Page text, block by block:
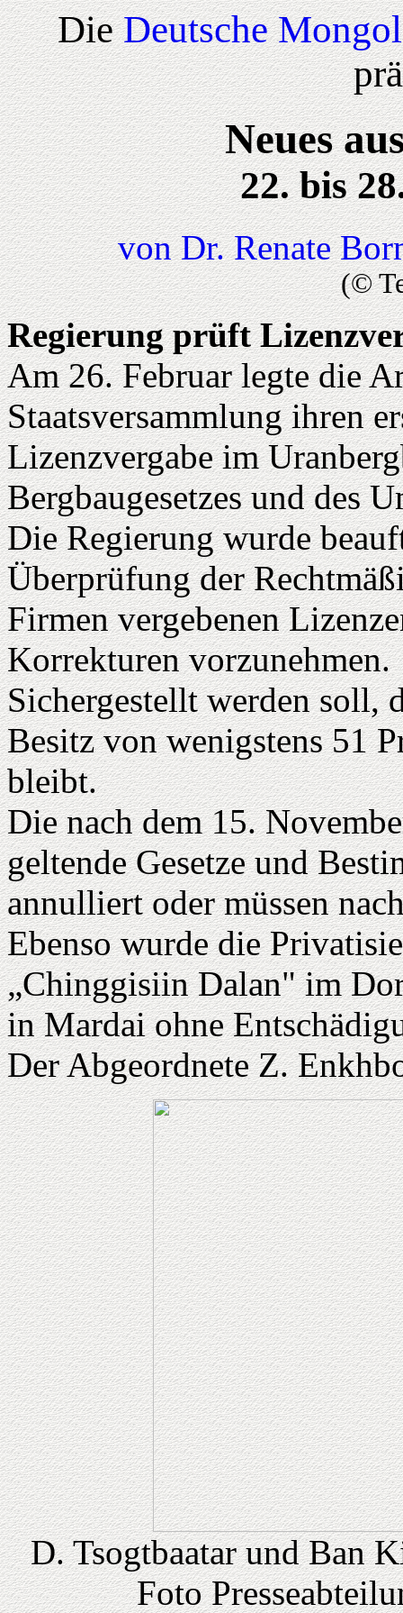
DieDeutsche
Neues
22. bis
von Dr. Renate
(©
Regierung prüft
Am 26. Februar legte die
Staatsversammlung ihren
Lizenzvergabe im
Bergbaugesetzes und des
Die Regierung wurde
Überprüfung der
Firmen vergebenen
Korrekturen vorzunehmen.
Sichergestellt werden soll,
Besitz von wenigstens 51
bleibt.
Die nach dem 15.
geltende Gesetze und
annulliert oder müssen
Ebenso wurde die
„Chinggisiin Dalan" im
in Mardai ohne
Der Abgeordnete Z.
D. Tsogtbaatar und Ban
Foto